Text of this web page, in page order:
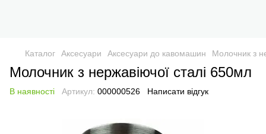
Каталог Аксесуари Аксесуари до кавомашин Молочник з
Молочник з нержавіючої сталі 650мл
В наявності Артикул: 000000526 Написати відгук